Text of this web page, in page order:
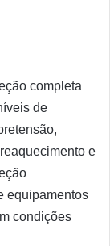
completa
de
e
equipamentos
condições